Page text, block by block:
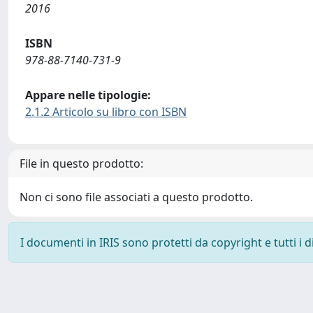
2016
ISBN
978-88-7140-731-9
Appare nelle tipologie:
2.1.2 Articolo su libro con ISBN
File in questo prodotto:
Non ci sono file associati a questo prodotto.
I documenti in IRIS sono protetti da copyright e tutti i